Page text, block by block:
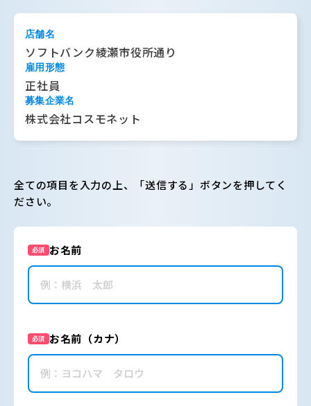
店舗名
ソフトバンク綾瀬市役所通り
雇用形態
正社員
募集企業名
株式会社コスモネット
全ての項目を入力の上、「送信する」ボタンを押してく
ださい。
必須 お名前
必須 お名前（カナ）